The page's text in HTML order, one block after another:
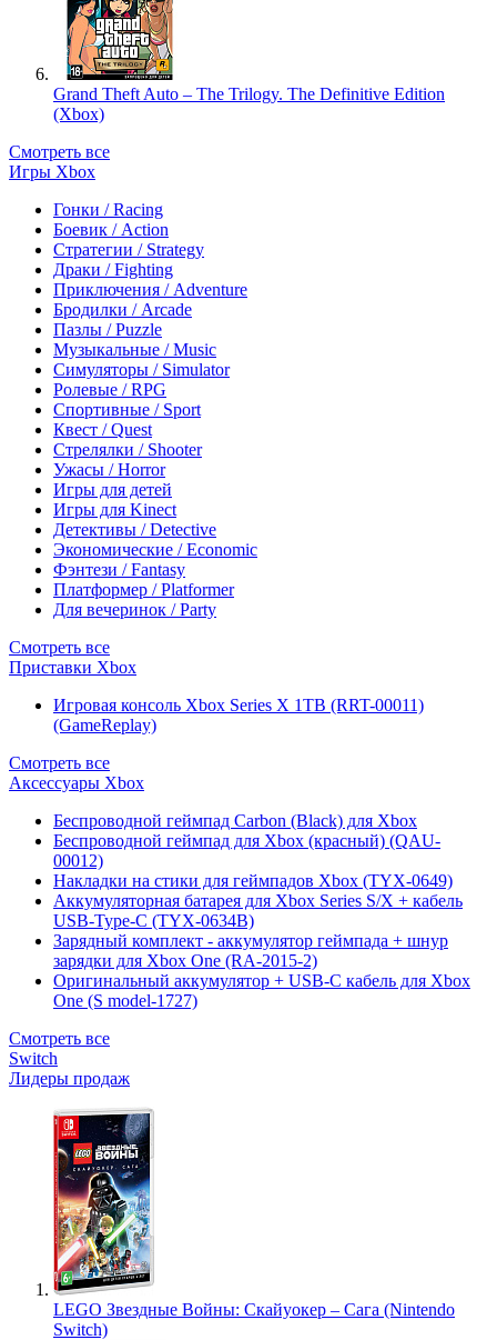
Grand Theft Auto – The Trilogy. The Definitive Edition
(Xbox)
Смотреть все
Игры Xbox
Гонки / Racing
Боевик / Action
Стратегии / Strategy
Драки / Fighting
Приключения / Adventure
Бродилки / Arcade
Пазлы / Puzzle
Музыкальные / Music
Симуляторы / Simulator
Ролевые / RPG
Спортивные / Sport
Квест / Quest
Стрелялки / Shooter
Ужасы / Horror
Игры для детей
Игры для Kinect
Детективы / Detective
Экономические / Economic
Фэнтези / Fantasy
Платформер / Platformer
Для вечеринок / Party
Смотреть все
Приставки Xbox
Игровая консоль Xbox Series X 1TB (RRT-00011)
(GameReplay)
Смотреть все
Аксессуары Xbox
Беспроводной геймпад Carbon (Black) для Xbox
Беспроводной геймпад для Xbox (красный) (QAU-
00012)
Накладки на стики для геймпадов Xbox (TYX-0649)
Аккумуляторная батарея для Xbox Series S/X + кабель
USB-Type-C (TYX-0634B)
Зарядный комплект - аккумулятор геймпада + шнур
зарядки для Xbox One (RA-2015-2)
Оригинальный аккумулятор + USB-C кабель для Xbox
One (S model-1727)
Смотреть все
Switch
Лидеры продаж
LEGO Звездные Войны: Скайуокер – Сага (Nintendo
Switch)